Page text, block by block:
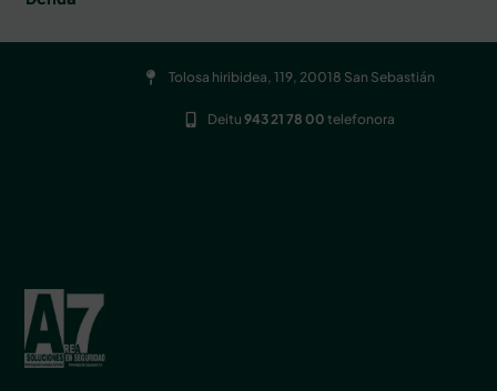
Tolosa hiribidea, 119, 20018 San Sebastián
Deitu943 21 78 00 telefonora